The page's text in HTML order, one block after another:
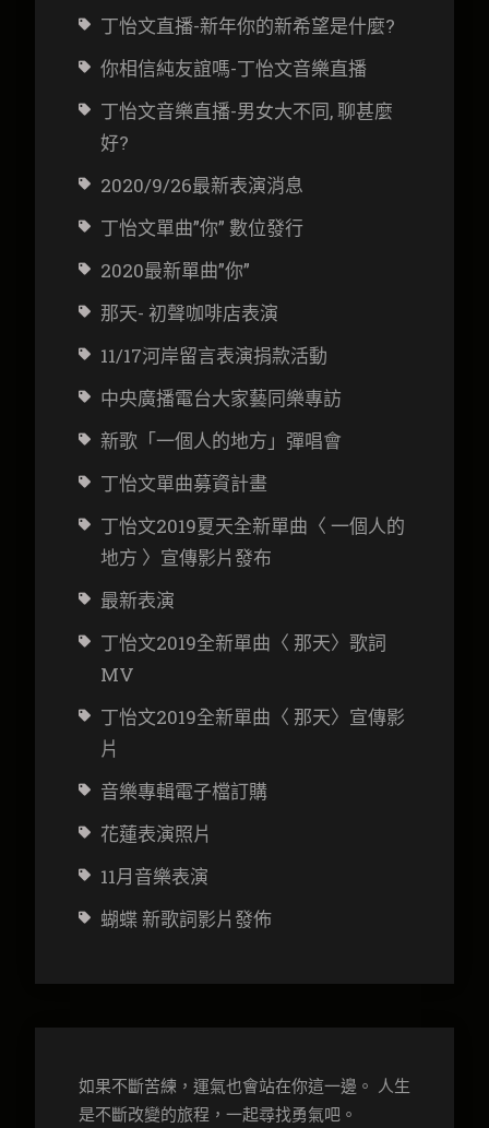
丁怡文直播-新年你的新希望是什麼?
你相信純友誼嗎-丁怡文音樂直播
丁怡文音樂直播-男女大不同, 聊甚麼
好?
2020/9/26最新表演消息
丁怡文單曲”你” 數位發行
2020最新單曲”你”
那天- 初聲咖啡店表演
11/17河岸留言表演捐款活動
中央廣播電台大家藝同樂專訪
新歌「一個人的地方」彈唱會
丁怡文單曲募資計畫
丁怡文2019夏天全新單曲〈 一個人的
地方 〉宣傳影片發布
最新表演
丁怡文2019全新單曲〈 那天〉歌詞
MV
丁怡文2019全新單曲〈 那天〉宣傳影
片
音樂專輯電子檔訂購
花蓮表演照片
11月音樂表演
蝴蝶 新歌詞影片發佈
如果不斷苦練，運氣也會站在你這一邊。 人生
是不斷改變的旅程，一起尋找勇氣吧。